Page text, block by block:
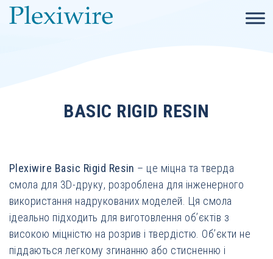
BASIC RIGID RESIN
Plexiwire Basic Rigid Resin – це міцна та тверда
смола для 3D-друку, розроблена для інженерного
використання надрукованих моделей. Ця смола
ідеально підходить для виготовлення об’єктів з
високою міцністю на розрив і твердістю. Об’єкти не
піддаються легкому згинанню або стисненню і